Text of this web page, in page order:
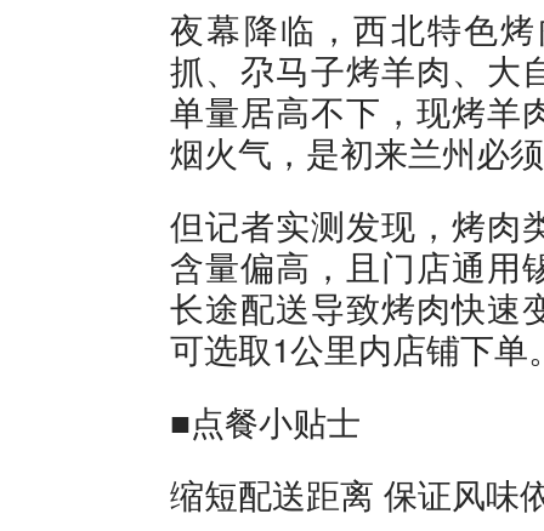
夜幕降临，西北特色
抓、尕马子烤羊肉、大
单量居高不下，现烤羊
烟火气，是初来兰州必
但记者实测发现，烤肉
含量偏高，且门店通用
长途配送导致烤肉快速
可选取1公里内店铺下单
■点餐小贴士
缩短配送距离 保证风味